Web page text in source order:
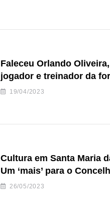
Faleceu Orlando
jogador e treinador da
de andebol do Feirense
19/04/2023
Cultura em Santa Maria
Um ‘mais’ para o
26/05/2023